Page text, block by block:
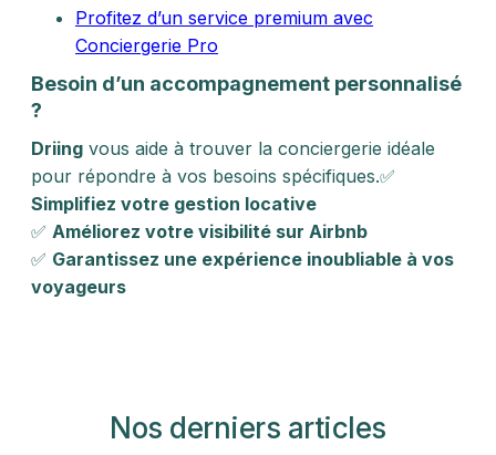
Profitez d’un service premium avec
Conciergerie Pro
Besoin d’un accompagnement personnalisé
?
Driing vous aide à trouver la conciergerie idéale
pour répondre à vos besoins spécifiques.✅
Simplifiez votre gestion locative
✅ Améliorez votre visibilité sur Airbnb
✅ Garantissez une expérience inoubliable à vos
voyageurs
Nos derniers articles